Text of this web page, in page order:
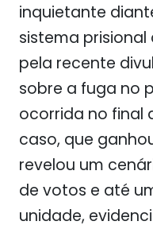
inquietante
sistema
pela recente
sobre a fuga no
ocorrida no final
caso, que
revelou um
de votos e até
unidade,